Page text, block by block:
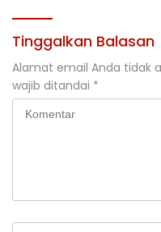
Tinggalkan Balasan
Alamat email Anda tidak
wajib ditandai *